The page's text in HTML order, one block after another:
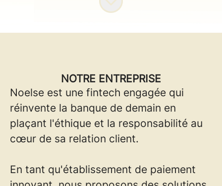
NOTRE ENTREPRISE
Noelse est une fintech engagée qui
réinvente la banque de demain en
plaçant l'éthique et la responsabilité au
cœur de sa relation client.
En tant qu'établissement de paiement